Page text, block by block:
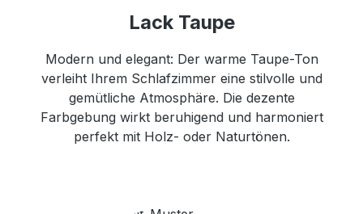
Lack Taupe
Modern und elegant: Der warme Taupe-Ton
verleiht Ihrem Schlafzimmer eine stilvolle und
gemütliche Atmosphäre. Die dezente
Farbgebung wirkt beruhigend und harmoniert
perfekt mit Holz- oder Naturtönen.